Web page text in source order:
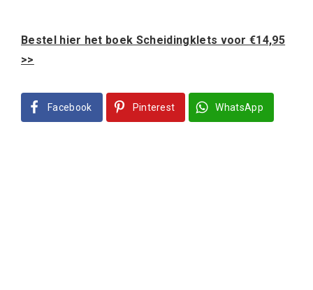
Bestel hier het boek Scheidingklets voor€14,95
>>
Facebook Pinterest WhatsApp